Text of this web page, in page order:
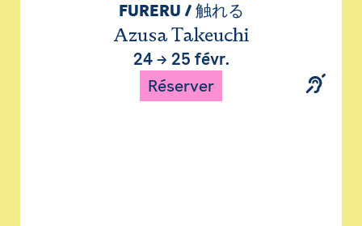
FURERU / 触れる
Azusa Takeuchi
24→ 25 févr.
Réserver